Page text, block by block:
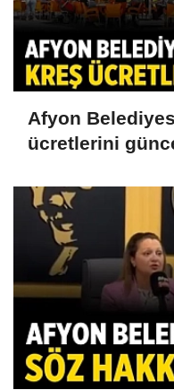
Afyon
ücretlerini